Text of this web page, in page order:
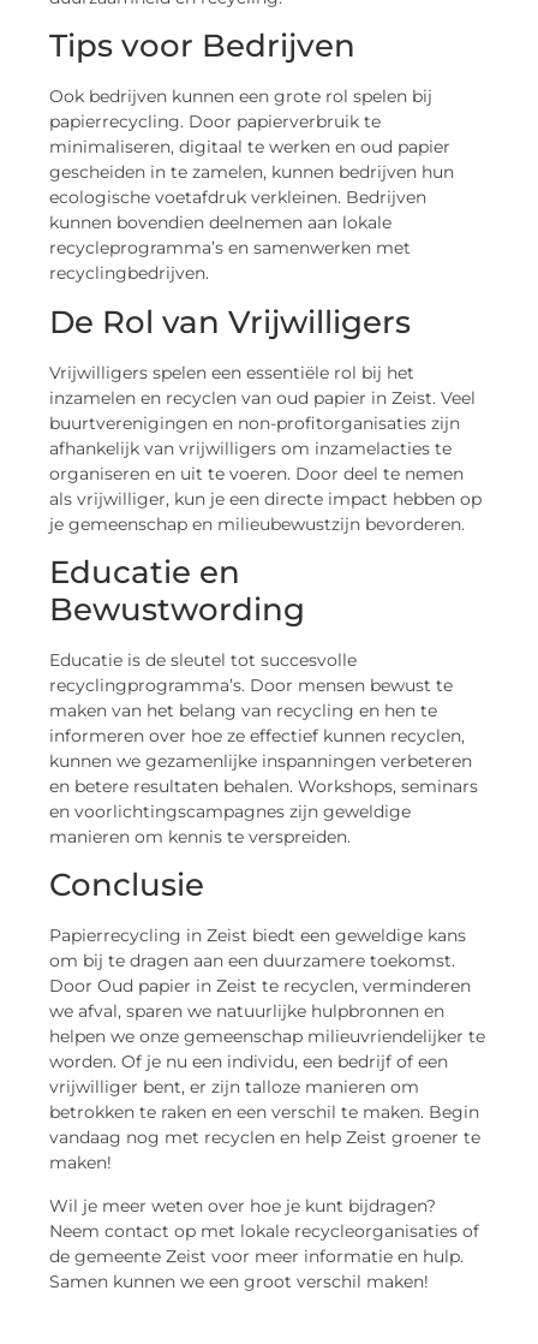
Tips voor Bedrijven
Ook bedrijven kunnen een grote rol spelen bij
papierrecycling. Door papierverbruik te
minimaliseren, digitaal te werken en oud papier
gescheiden in te zamelen, kunnen bedrijven hun
ecologische voetafdruk verkleinen. Bedrijven
kunnen bovendien deelnemen aan lokale
recycleprogramma’s en samenwerken met
recyclingbedrijven.
De Rol van Vrijwilligers
Vrijwilligers spelen een essentiële rol bij het
inzamelen en recyclen van oud papier in Zeist. Veel
buurtverenigingen en non-profitorganisaties zijn
afhankelijk van vrijwilligers om inzamelacties te
organiseren en uit te voeren. Door deel te nemen
als vrijwilliger, kun je een directe impact hebben op
je gemeenschap en milieubewustzijn bevorderen.
Educatie en
Bewustwording
Educatie is de sleutel tot succesvolle
recyclingprogramma’s. Door mensen bewust te
maken van het belang van recycling en hen te
informeren over hoe ze effectief kunnen recyclen,
kunnen we gezamenlijke inspanningen verbeteren
en betere resultaten behalen. Workshops, seminars
en voorlichtingscampagnes zijn geweldige
manieren om kennis te verspreiden.
Conclusie
Papierrecycling in Zeist biedt een geweldige kans
om bij te dragen aan een duurzamere toekomst.
Door Oud papier in Zeist te recyclen, verminderen
we afval, sparen we natuurlijke hulpbronnen en
helpen we onze gemeenschap milieuvriendelijker te
worden. Of je nu een individu, een bedrijf of een
vrijwilliger bent, er zijn talloze manieren om
betrokken te raken en een verschil te maken. Begin
vandaag nog met recyclen en help Zeist groener te
maken!
Wil je meer weten over hoe je kunt bijdragen?
Neem contact op met lokale recycleorganisaties of
de gemeente Zeist voor meer informatie en hulp.
Samen kunnen we een groot verschil maken!